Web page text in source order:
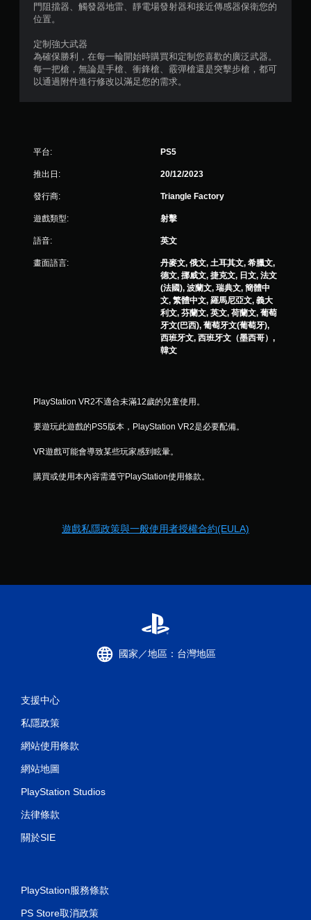
門阻擋器、觸發器地雷、靜電場發射器和接近傳感器保衛您的
位置。
定制強大武器
為確保勝利，在每一輪開始時購買和定制您喜歡的廣泛武器。
每一把槍，無論是手槍、衝鋒槍、霰彈槍還是突擊步槍，都可
以通過附件進行修改以滿足您的需求。
平台: PS5
推出日: 20/12/2023
發行商: Triangle Factory
遊戲類型: 射擊
語音: 英文
畫面語言:
丹麥文, 俄文, 土耳其文, 希臘文,
德文, 挪威文, 捷克文, 日文, 法文
(法國), 波蘭文, 瑞典文, 簡體中
文, 繁體中文, 羅馬尼亞文, 義大
利文, 芬蘭文, 英文, 荷蘭文, 葡萄
牙文(巴西), 葡萄牙文(葡萄牙),
西班牙文, 西班牙文（墨西哥）,
韓文
PlayStation VR2不適合未滿12歲的兒童使用。
要遊玩此遊戲的PS5版本，PlayStation VR2是必要配備。
VR遊戲可能會導致某些玩家感到眩暈。
購買或使用本內容需遵守PlayStation使用條款。
遊戲私隱政策與一般使用者授權合約(EULA)
國家／地區：台灣地區
支援中心
私隱政策
網站使用條款
網站地圖
PlayStation Studios
法律條款
關於SIE
PlayStation服務條款
PS Store取消政策